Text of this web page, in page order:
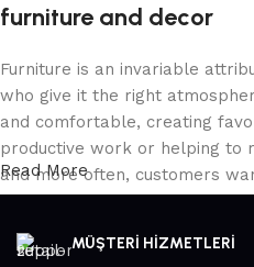
furniture and decor
Furniture is an invariable
who give it the right
and comfortable, creating
productive work or helping to
and more often, customers
online store, when you can sit
the furniture you like. The
Read More
MÜŞTERİ HİZMETLERİ